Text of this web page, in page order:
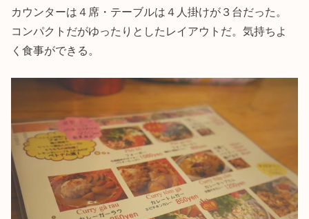
カウンターは４席・テーブルは４人掛けが３台だった。
コンパクトだがゆったりとしたレイアウトだ。気持ちよ
く食事ができる。